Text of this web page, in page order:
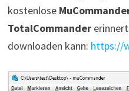
kostenlose
TotalCommandererinnert
downloaden kann: https://